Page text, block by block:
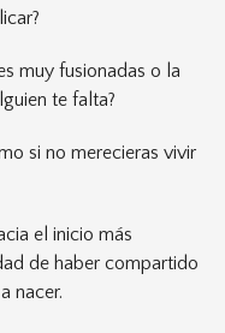
muy fusionadas o la
te falta?
si no merecieras vivir
el inicio más
de haber compartido
nacer.